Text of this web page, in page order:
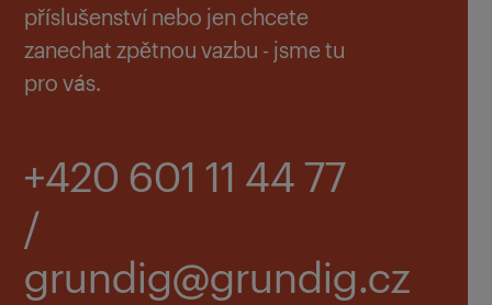
příslušenství nebo jen chcete
zanechat zpětnou vazbu - jsme tu
pro vás.
+420 601 11 44 77
/
grundig@grundig.cz